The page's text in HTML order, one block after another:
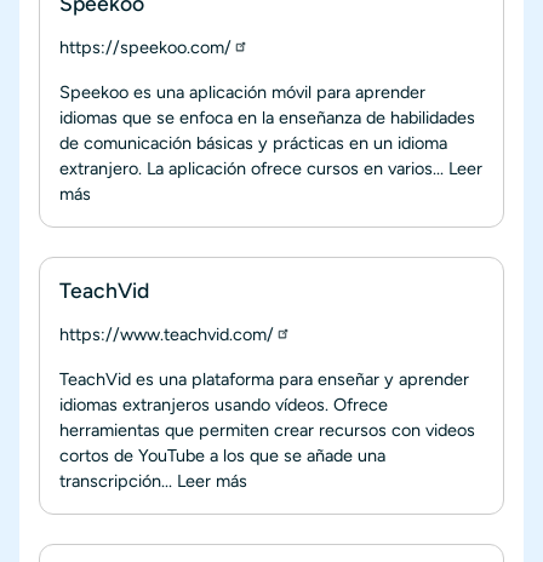
https://speekoo.com/
Speekoo es una aplicación móvil para aprender
idiomas que se enfoca en la enseñanza de habilidades
de comunicación básicas y prácticas en un idioma
extranjero. La aplicación ofrece cursos en varios... Leer
más
TeachVid
https://www.teachvid.com/
TeachVid es una plataforma para enseñar y aprender
idiomas extranjeros usando vídeos. Ofrece
herramientas que permiten crear recursos con videos
cortos de YouTube a los que se añade una
transcripción... Leer más